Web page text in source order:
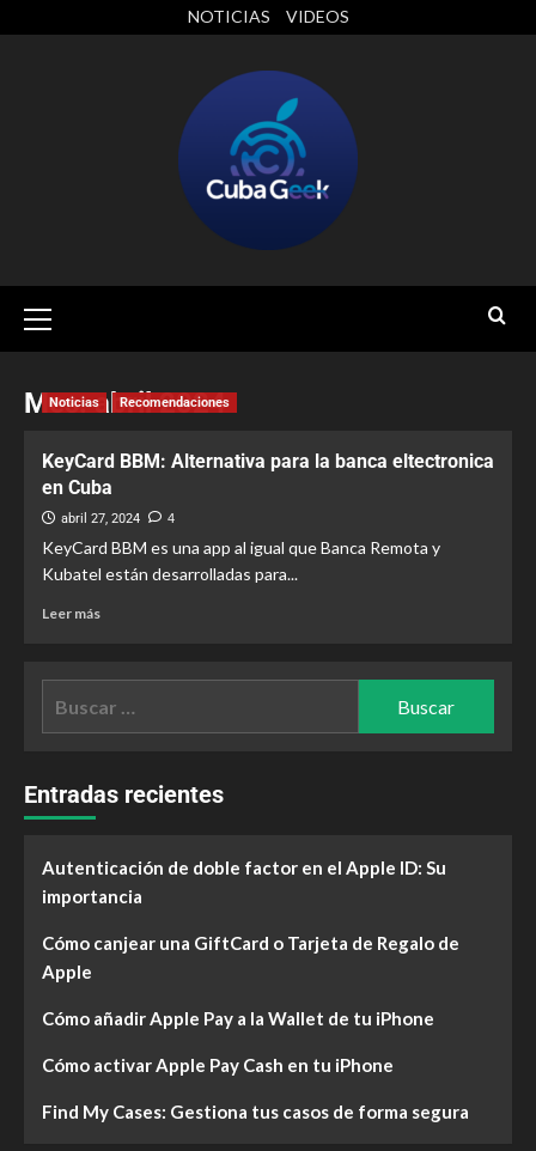
NOTICIAS VIDEOS
Mes:abril 2024
Noticias Recomendaciones
KeyCard BBM: Alternativa para la banca eltectronica
en Cuba
abril 27, 2024 4
KeyCard BBM es una app al igual que Banca Remota y
Kubatel están desarrolladas para...
Leer más
Entradas recientes
Autenticación de doble factor en el Apple ID: Su
importancia
Cómo canjear una GiftCard o Tarjeta de Regalo de
Apple
Cómo añadir Apple Pay a la Wallet de tu iPhone
Cómo activar Apple Pay Cash en tu iPhone
Find My Cases: Gestiona tus casos de forma segura